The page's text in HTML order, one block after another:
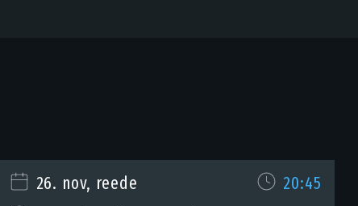
26. nov, reede
20:45